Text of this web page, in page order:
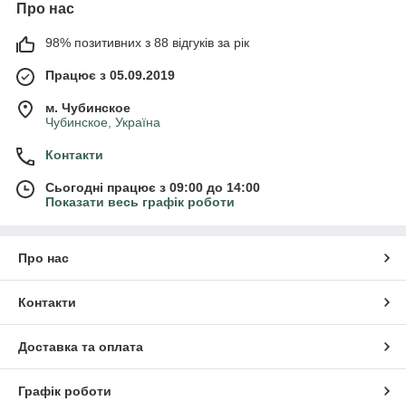
Про нас
98% позитивних з 88 відгуків за рік
Працює з 05.09.2019
м. Чубинское
Чубинское, Україна
Контакти
Сьогодні працює з 09:00 до 14:00
Показати весь графік роботи
Про нас
Контакти
Доставка та оплата
Графік роботи